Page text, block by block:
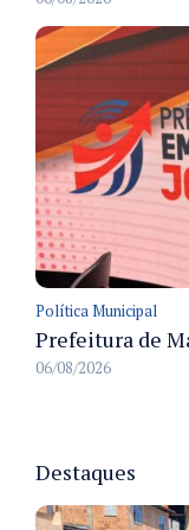
Política Municipal
06/08/2026
Destaques